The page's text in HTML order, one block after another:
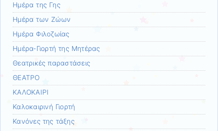
Ημέρα της Γης
Ημέρα των Ζώων
Ημέρα Φιλοζωίας
Ημέρα-Γιορτή της Μητέρας
Θεατρικές παραστάσεις
ΘΕΑΤΡΟ
ΚΑΛΟΚΑΙΡΙ
Καλοκαιρινή Γιορτή
Κανόνες της τάξης